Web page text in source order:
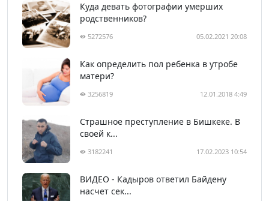
Куда девать фотографии умерших
родственников?
5272576 05.02.2021 20:08
Как определить пол ребенка в утробе
матери?
3256819 12.01.2018 4:49
Страшное преступление в Бишкеке. В
своей к...
3182241 17.02.2023 10:54
ВИДЕО - Кадыров ответил Байдену
насчет сек...